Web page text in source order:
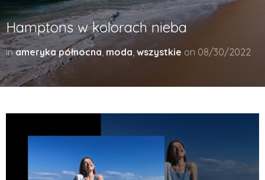
Hamptons w kolorach nieba
inameryka północna, moda, wszystkie on 08/30/2022